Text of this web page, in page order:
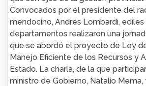
Convocados por el presidente del
mendocino, Andrés Lombardi,
departamentos realizaron una
que se abordó el proyecto de Ley
Manejo Eficiente de los Recursos y
Estado. La charla, de la que
ministro de Gobierno, Natalio